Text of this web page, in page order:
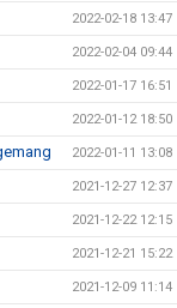
2022-02-18 13:47
2022-02-04 09:44
2022-01-17 16:51
2022-01-12 18:50
2022-01-11 13:08
2021-12-27 12:37
2021-12-22 12:15
2021-12-21 15:22
2021-12-09 11:14